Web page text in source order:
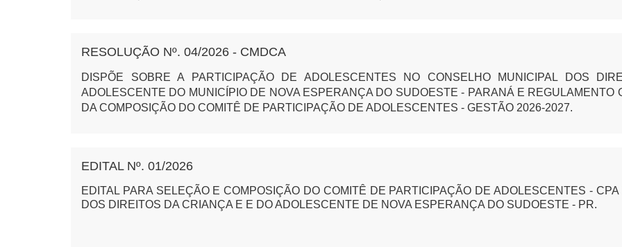
RESOLUÇÃO Nº. 04/2026 - CMDCA
DISPÕE SOBRE A PARTICIPAÇÃO DE ADOLESCENTES NO CONSELHO MUNICIPAL DOS
ADOLESCENTE DO MUNICÍPIO DE NOVA ESPERANÇA DO SUDOESTE - PARANÁ E REGULAMENTO
DA COMPOSIÇÃO DO COMITÊ DE PARTICIPAÇÃO DE ADOLESCENTES - GESTÃO 2026-2027.
EDITAL Nº. 01/2026
EDITAL PARA SELEÇÃO E COMPOSIÇÃO DO COMITÊ DE PARTICIPAÇÃO DE ADOLESCENTES -
DOS DIREITOS DA CRIANÇA E E DO ADOLESCENTE DE NOVA ESPERANÇA DO SUDOESTE - PR.